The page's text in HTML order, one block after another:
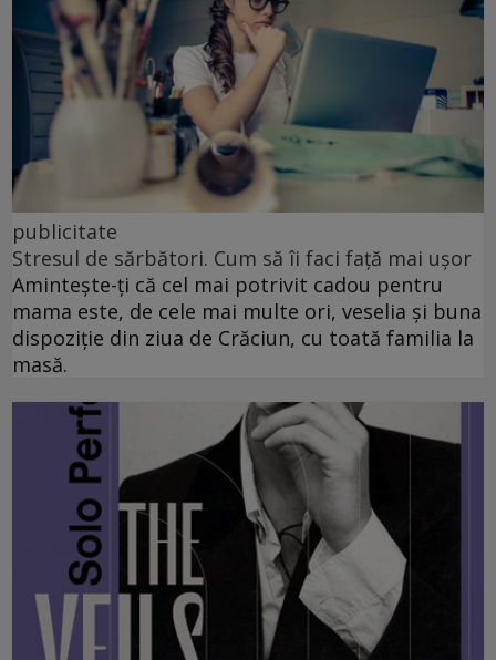
publicitate
Stresul de sărbători. Cum să îi faci față mai ușor
Amintește-ți că cel mai potrivit cadou pentru
mama este, de cele mai multe ori, veselia și buna
dispoziție din ziua de Crăciun, cu toată familia la
masă.